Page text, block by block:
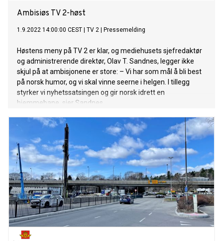
Ambisiøs TV 2-høst
1.9.2022 14:00:00 CEST TV 2 Pressemelding
Høstens meny på TV 2 er klar, og mediehusets sjefredaktør
og administrerende direktør, Olav T. Sandnes, legger ikke
skjul på at ambisjonene er store: – Vi har som mål å bli best
på norsk humor, og vi skal vinne seerne i helgen. I tillegg
styrker vi nyhetssatsingen og gir norsk idrett en
hjemmebane, sier Sandnes.